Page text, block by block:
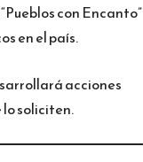
con Encanto”
en el país.
acciones
soliciten.